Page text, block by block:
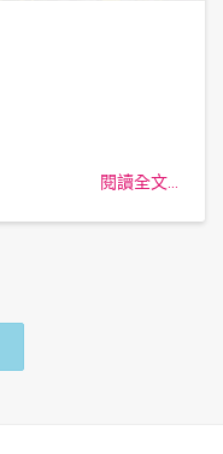
閱讀全文...